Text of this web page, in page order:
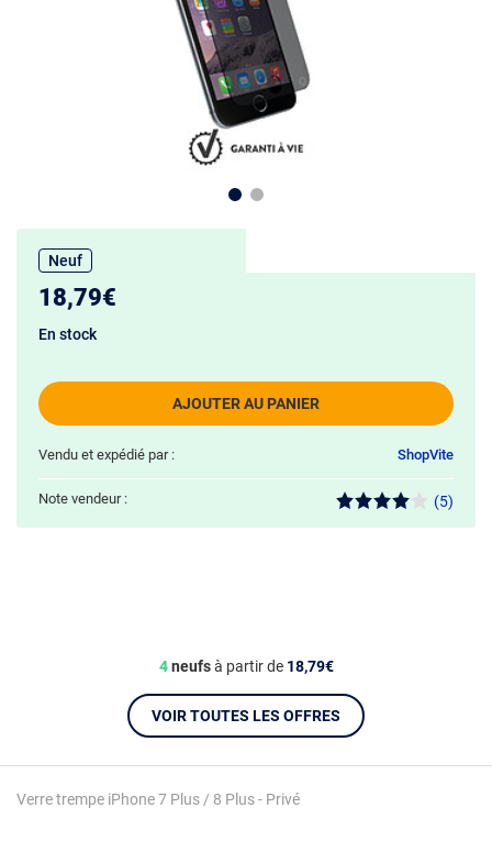
Verre trempe iPhone 7 Plus / 8 Plus - Privé
Neuf
18,79€
AJOUTER AU PANIER
En stock
Vendu et expédié par : ShopVite
Note vendeur : (5)
4neufsà partir de 18,79€
VOIR TOUTES LES OFFRES